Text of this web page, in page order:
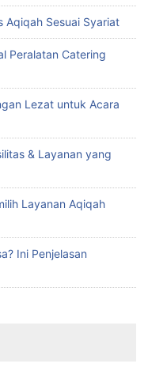
Aqiqah Sesuai Syariat
Peralatan Catering
Lezat untuk Acara
& Layanan yang
Layanan Aqiqah
Ini Penjelasan